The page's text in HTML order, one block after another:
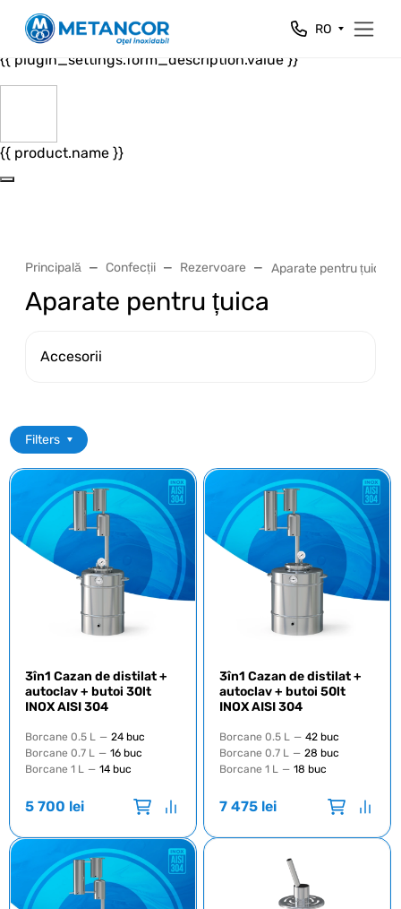
Close
{{ plugin_settings.form_header.value }}
{{ plugin_settings.form_description.value }}
{{ product.name }}
RO
Principală Confecții Rezervoare Aparate pentru țuica
Aparate pentru țuica
Accesorii
Filters
3în1 Cazan de distilat +
autoclav + butoi 30lt
INOX AISI 304
Borcane 0.5 L — 24 buc
Borcane 0.7 L
— 16 buc
Borcane 1 L
— 14 buc
5 700 lei
3în1 Cazan de distilat +
autoclav + butoi 50lt
INOX AISI 304
Borcane 0.5 L — 42 buc
Borcane 0.7 L
— 28 buc
Borcane 1 L
— 18 buc
7 475 lei